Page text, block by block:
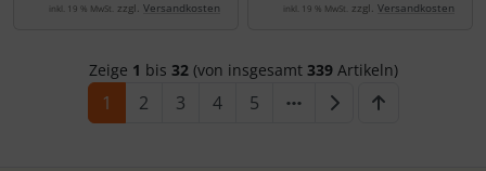
inkl. 19 % MwSt. zzgl. Versandkosten inkl. 19 % MwSt. zzgl. Versandkosten
Zeige 1 bis 32(von insgesamt 339Artikeln)
1 2 3 4 5